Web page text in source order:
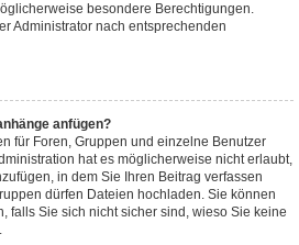
besondere Berechtigungen.
Administrator nach entsprechenden
anfügen?
für Foren, Gruppen und einzelne Benutzer
hat es möglicherweise nicht erlaubt,
in dem Sie Ihren Beitrag verfassen
dürfen Dateien hochladen. Sie können
falls Sie sich nicht sicher sind, wieso Sie keine